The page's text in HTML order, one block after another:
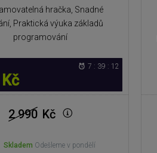
hračka, Snadné
Praktická výuka základů
programování
7 : 39 : 12
2 990 Kč
Skladem Odešleme v pondělí